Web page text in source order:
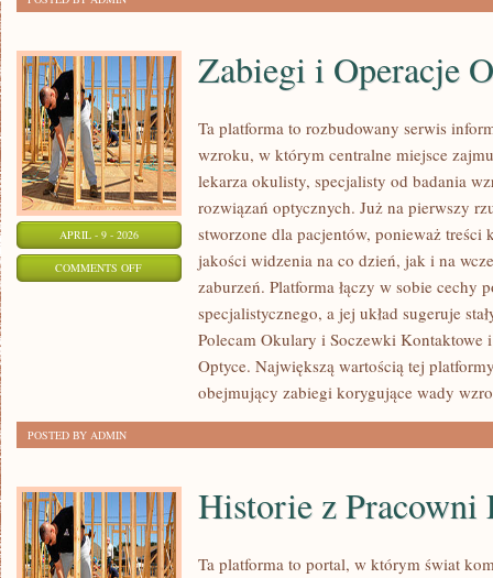
APRIL - 9 - 2026
COMMENTS OFFON
Zabiegi i Operacje
Ta platforma to rozbudowany serwis
wzroku, w którym centralne miejsce
lekarza okulisty, specjalisty od badania
rozwiązań optycznych. Już na pierwszy
stworzone dla pacjentów, ponieważ treści
jakości widzenia na co dzień, jak i na
zaburzeń. Platforma łączy w sobie cechy
specjalistycznego, a jej układ sugeruje
Polecam Okulary i Soczewki Kontaktowe
Optyce. Największą wartością tej
obejmujący zabiegi korygujące wady
POSTED BY ADMIN
Historie z Pracowni
Ta platforma to portal, w którym świat